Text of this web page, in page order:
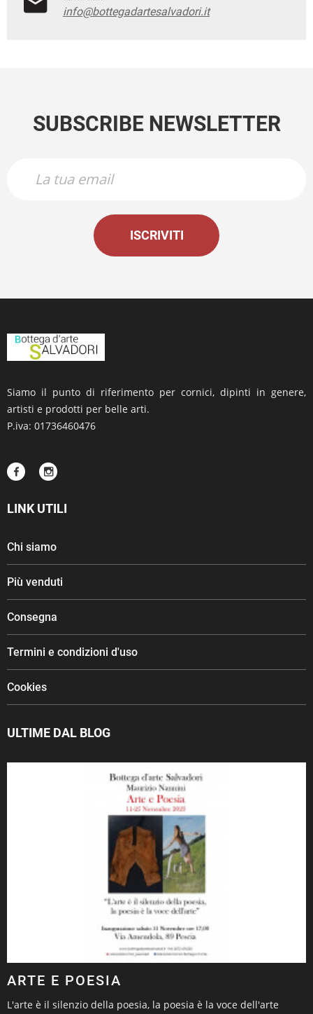
info@bottegadartesalvadori.it
SUBSCRIBE NEWSLETTER
ISCRIVITI
Siamo il punto di riferimento per cornici, dipinti in genere,
artisti e prodotti per belle arti.
P.iva: 01736460476
LINK UTILI
Chi siamo
Più venduti
Consegna
Termini e condizioni d'uso
Cookies
ULTIME DAL BLOG
ARTE E POESIA
L'arte è il silenzio della poesia, la poesia è la voce dell'arte